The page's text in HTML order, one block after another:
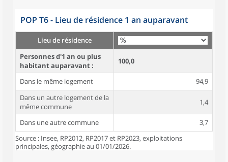
POP T6 - Lieu de résidence 1 an auparavant
Lieu de résidence
Personnes d'1 an ou plus
habitant auparavant :
100,0
Dans le même logement
94,9
Dans un autre logement de la
même commune
1,4
Dans une autre commune
3,7
Source : Insee, RP2012, RP2017 et RP2023, exploitations
principales, géographie au 01/01/2026.